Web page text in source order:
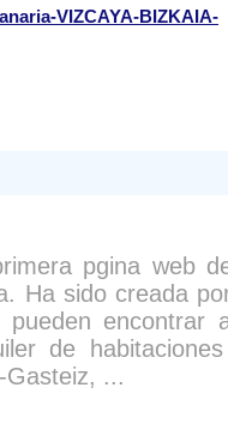
VIZCAYA-BIZKAIA-
pgina web
Ha sido creada
encontrar
de
Gasteiz, ...